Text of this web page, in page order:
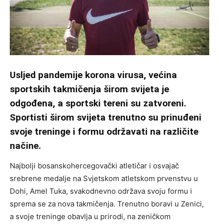
Usljed pandemije korona virusa, većina
sportskih takmičenja širom svijeta je
odgođena, a sportski tereni su zatvoreni.
Sportisti širom svijeta trenutno su prinuđeni
svoje treninge i formu održavati na različite
načine.
Najbolji bosanskohercegovački atletičar i osvajač
srebrene medalje na Svjetskom atletskom prvenstvu u
Dohi, Amel Tuka, svakodnevno održava svoju formu i
sprema se za nova takmičenja. Trenutno boravi u Zenici,
a svoje treninge obavlja u prirodi, na zeničkom